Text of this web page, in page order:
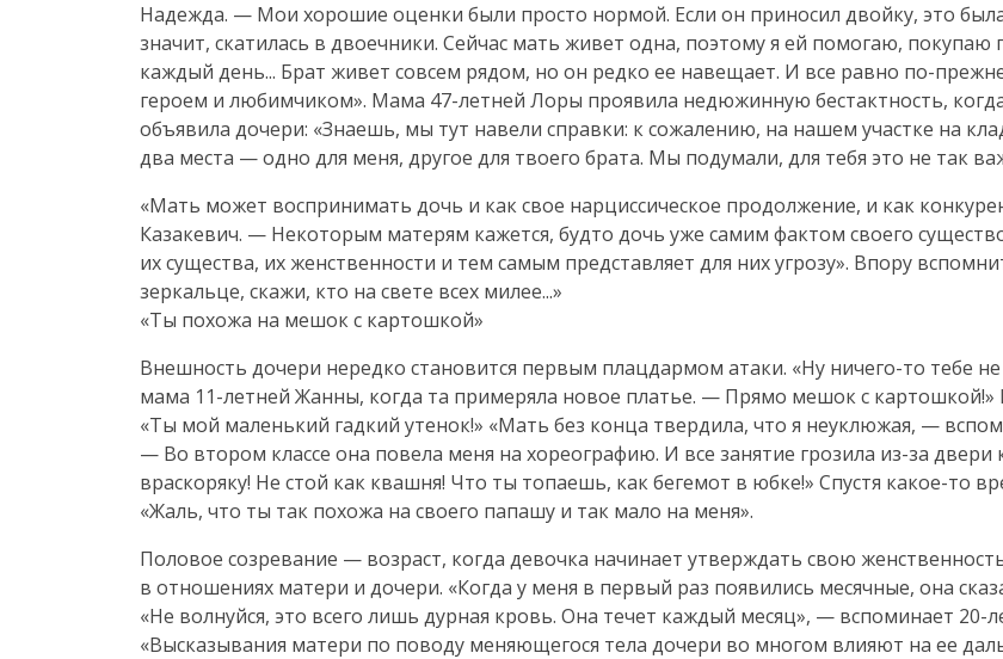
Надежда. — Мои хорошие оценки были просто нормой. Если он приносил двойку, это
значит, скатилась в двоечники. Сейчас мать живет одна, поэтому я ей помогаю,
каждый день... Брат живет совсем рядом, но он редко ее навещает. И все равно по-
героем и любимчиком». Мама 47-летней Лоры проявила недюжинную бестактность,
объявила дочери: «Знаешь, мы тут навели справки: к сожалению, на нашем участке на
два места — одно для меня, другое для твоего брата. Мы подумали, для тебя это не так
«Мать может воспринимать дочь и как свое нарциссическое продолжение, и как
Казакевич. — Некоторым матерям кажется, будто дочь уже самим фактом своего
их существа, их женственности и тем самым представляет для них угрозу». Впору
зеркальце, скажи, кто на свете всех милее...»
«Ты похожа на мешок с картошкой»
Внешность дочери нередко становится первым плацдармом атаки. «Ну ничего-то тебе
мама 11-летней Жанны, когда та примеряла новое платье. — Прямо мешок с картошкой!»
«Ты мой маленький гадкий утенок!» «Мать без конца твердила, что я неуклюжая, —
— Во втором классе она повела меня на хореографию. И все занятие грозила из-за двери
враскоряку! Не стой как квашня! Что ты топаешь, как бегемот в юбке!» Спустя какое-то
«Жаль, что ты так похожа на своего папашу и так мало на меня».
Половое созревание — возраст, когда девочка начинает утверждать свою
в отношениях матери и дочери. «Когда у меня в первый раз появились месячные, она
«Не волнуйся, это всего лишь дурная кровь. Она течет каждый месяц», — вспоминает 20-
«Высказывания матери по поводу меняющегося тела дочери во многом влияют на ее